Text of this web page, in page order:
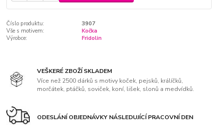
Číslo produktu:
3907
Vše s motivem:
Kočka
Výrobce:
Fridolin
VEŠKERÉ ZBOŽÍ SKLADEM
Více než 2500 dárků s motivy koček, pejsků, králíčků,
morčátek, ptáčků, soviček, koní, lišek, slonů a medvídků.
ODESLÁNÍ OBJEDNÁVKY NÁSLEDUJÍCÍ PRACOVNÍ DEN